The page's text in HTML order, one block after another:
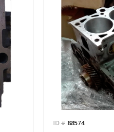
ID # 88574